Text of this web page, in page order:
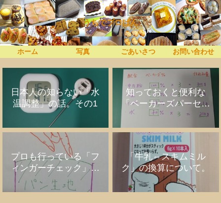
うちでプロぱん
ホーム 写真 ごあいさつ お問い合わせ
日本人の知らない「水
温調整」の話。その1
知っておくと便利な
「ベーカーズパーセン
ト」の話
プロも行っている「フ
ィンガーチェック」の
話。
「牛乳⇔スキムミル
ク」の換算について。